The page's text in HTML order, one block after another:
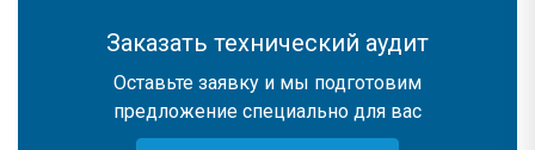
Заказать технический аудит
Оставьте заявку и мы подготовим
предложение специально для вас